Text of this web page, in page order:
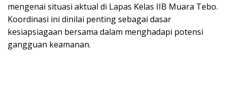
mengenai situasi aktual di Lapas Kelas IIB Muara Tebo.
Koordinasi ini dinilai penting sebagai dasar
kesiapsiagaan bersama dalam menghadapi potensi
gangguan keamanan.